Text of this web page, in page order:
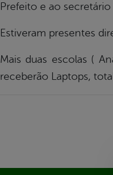
Prefeito e ao
Estiveram presentes
Mais duas escolas (
receberão Laptops,